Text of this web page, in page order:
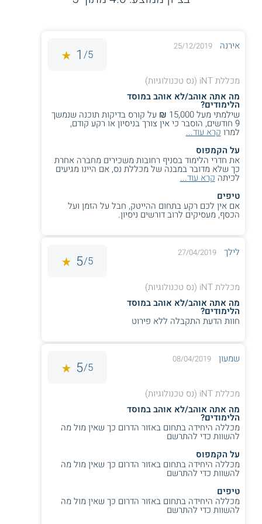
קורס JAVA: המסלול מעניק לתלמידיו שלל
כ - 525 שעות לימוד ומאפשר גם לחסרי
ניסייון קודם בשפת הקוד הזו להתמקצע בה.
בודקי תוכנה: קורס בדיקות תוכנה Mater QA
במתכונת מלאה או מצומצמת (עם או ללא
הכנה לבחינות ISTQB). כמו כן במכללה נלמד
עבודה מבוקשות הכוללות WEB, IT ומובייל.
מהנדסי תוכנה IOT:
שמתמקד בטכנולוגיית
או IoT. במהלכו לומדים ליצור מערכות מידע,
ניהול רשתות תקשורת CCNA ו - MCSA:
מסלול זה מכשיר את התלמידים לקבלת
חברת סיסקו ו - MCSA של מיקרוסופט.
התכנית כוללת כ - 455 שעות אקדמיות.
התכנית להכשרת מפתחי
אירנה 25/12/2019
5/
1
מכללת iNT (נס טכנולוגיות)
מה אתה אוהב/לא אוהב במוסד
הלימודים?
שילמתי מעל 15,000 ₪ על קורס בדיקות תוכנה שנמשך
9 חודשים, הוסבר כי אין צורך בניסיון או רקע קודם,
למרו קרא עוד...
על הקמפוס
את חדרי הלימוד בסניף רחובות משכירים מחברה אחרת
כך שלא מדובר במבנה של מכללת נס, אם היינו מגיעים
לכיתה קרא עוד...
טיפים
אם אין לכם רקע בתחום ההייטק, חבל על הזמן ועל
הכסף, מעסיקים לרוב דורשים ניסיון.
לילך 27/04/2019
5/
5
מכללת iNT (נס טכנולוגיות)
מה אתה אוהב/לא אוהב במוסד
הלימודים?
חוות הדעת התקבלה ללא פירוט
שמעון 08/04/2019
5/
5
מכללת iNT (נס טכנולוגיות)
מה אתה אוהב/לא אוהב במוסד
הלימודים?
מכללה היחידה בתחום באזור הדרום כך שאין מול מה
להשוות כדי להתרשם
על הקמפוס
מכללה היחידה בתחום באזור הדרום כך שאין מול מה
להשוות כדי להתרשם
טיפים
מכללה היחידה בתחום באזור הדרום כך שאין מול מה
להשוות כדי להתרשם